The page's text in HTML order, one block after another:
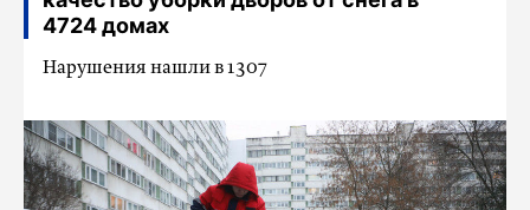
4724 домах
Нарушения нашли в 1307